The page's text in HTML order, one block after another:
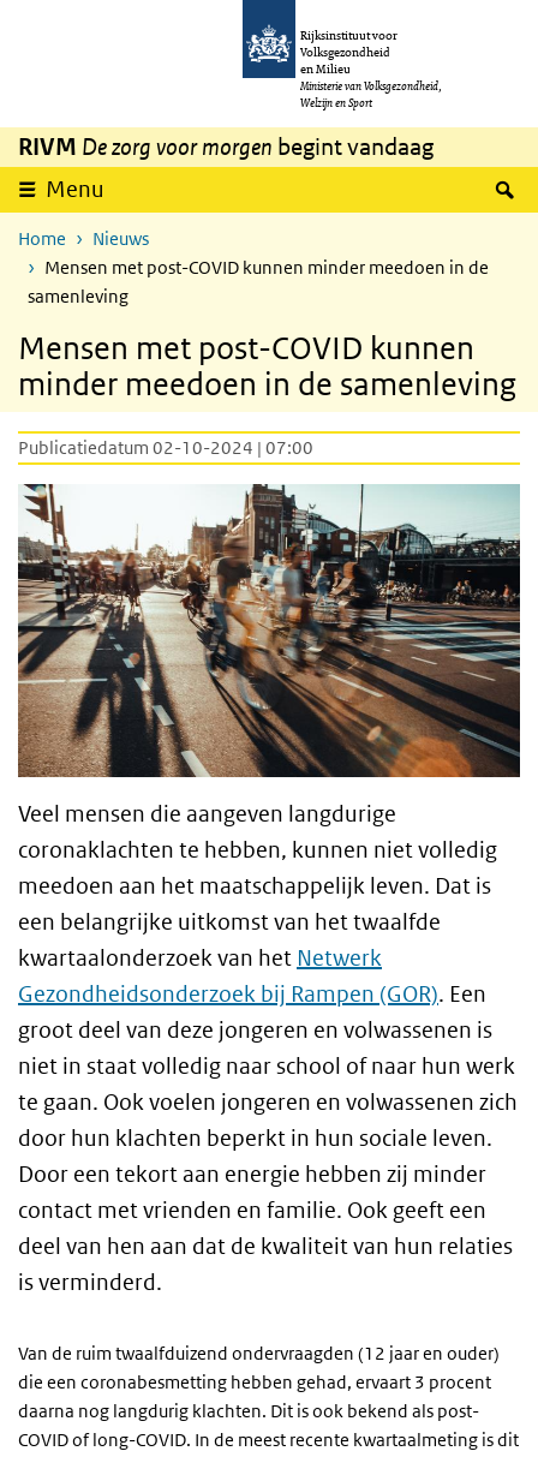
Overslaan en naar de inhoud gaan
Rijksinstituut voor
Volksgezondheid
en Milieu
Ministerie van Volksgezondheid,
Welzijn en Sport
RIVM De zorg voor morgen begint vandaag
Menu
Home
Nieuws
Mensen met post-COVID kunnen minder meedoen in de
samenleving
Mensen met post-COVID kunnen
minder meedoen in de samenleving
Publicatiedatum 02-10-2024 | 07:00
Veel mensen die aangeven langdurige
coronaklachten te hebben, kunnen niet volledig
meedoen aan het maatschappelijk leven. Dat is
een belangrijke uitkomst van het twaalfde
kwartaalonderzoek van het Netwerk
Gezondheidsonderzoek bij Rampen (GOR). Een
groot deel van deze jongeren en volwassenen is
niet in staat volledig naar school of naar hun werk
te gaan. Ook voelen jongeren en volwassenen zich
door hun klachten beperkt in hun sociale leven.
Door een tekort aan energie hebben zij minder
contact met vrienden en familie. Ook geeft een
deel van hen aan dat de kwaliteit van hun relaties
is verminderd.
Van de ruim twaalfduizend ondervraagden (12 jaar en ouder)
die een coronabesmetting hebben gehad, ervaart 3 procent
daarna nog langdurig klachten. Dit is ook bekend als post-
COVID of long-COVID. In de meest recente kwartaalmeting is dit